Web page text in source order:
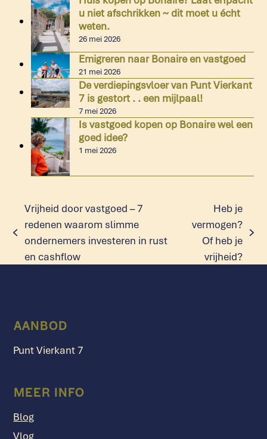
u niet afschrikken ~ dit moet u écht
weten.
26 mei 2026
Emigreren naar Bonaire en vastgoed
21 mei 2026
De verdiepingsvloer van Punt Vierkant
7 is gestort . . een mijlpaal!
7 mei 2026
Is vastgoed kopen op Bonaire wel een
goed idee?
1 mei 2026
previous
post:
Vrijheid door vastgoed – 7
redenen waarom slimme
ondernemers investeren in rust
en cashflow
next
post:
Heb je
vermogen?
Of heb je
vrijheid?
AANBOD
Punt Vierkant 7
MEER INFO
Blog
Vlog